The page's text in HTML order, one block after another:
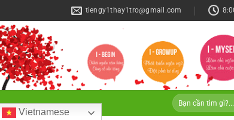
tiengy1thay1tro@gmail.com
Vietnamese